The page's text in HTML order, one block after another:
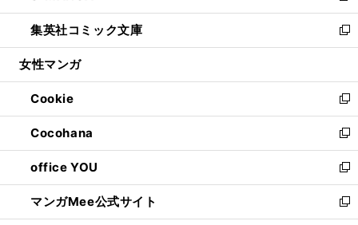
開
く
ウ
で
開
ン
ド
ウ
開
く
ウ
ィ
ン
ウ
で
開
く
し
い
ウ
ン
ド
ウ
で
開
く
集英社コミック文庫
新
し
ウ
ィ
ン
ド
ウ
で
開
く
女性マンガ
Cookie
新
し
い
ウ
ィ
ン
ド
ウ
Cocohana
新
し
い
ウ
ィ
ン
office YOU
新
し
い
ウ
マンガMee公式サイト
新
し